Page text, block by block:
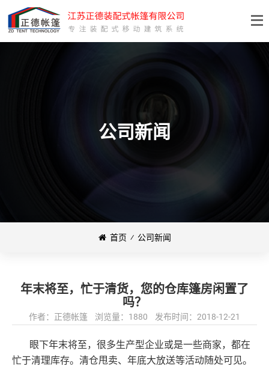
公司新闻
首页 ⁄ 公司新闻
年末将至，忙于清货，您的仓库篷房闲置了
吗？
作者：正德帐篷 浏览量：1880 发布时间：2018-12-21
眼下年末将至，很多生产型企业或是一些商家，都在
忙于清理库存。清仓甩卖、年底大放送等活动随处可见。